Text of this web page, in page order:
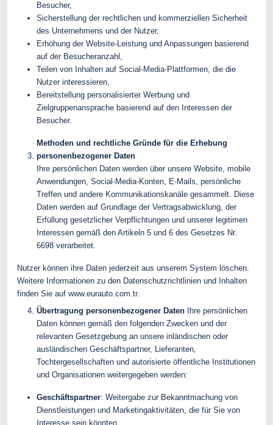
Besucher,
Sicherstellung der rechtlichen und kommerziellen Sicherheit
des Unternehmens und der Nutzer,
Erhöhung der Website-Leistung und Anpassungen basierend
auf der Besucheranzahl,
Teilen von Inhalten auf Social-Media-Plattformen, die die
Nutzer interessieren,
Bereitstellung personalisierter Werbung und
Zielgruppenansprache basierend auf den Interessen der
Besucher.
Methoden und rechtliche Gründe für die Erhebung
personenbezogener Daten
Ihre persönlichen Daten werden über unsere Website, mobile
Anwendungen, Social-Media-Konten, E-Mails, persönliche
Treffen und andere Kommunikationskanäle gesammelt. Diese
Daten werden auf Grundlage der Vertragsabwicklung, der
Erfüllung gesetzlicher Verpflichtungen und unserer legitimen
Interessen gemäß den Artikeln 5 und 6 des Gesetzes Nr.
6698 verarbeitet.
Nutzer können ihre Daten jederzeit aus unserem System löschen.
Weitere Informationen zu den Datenschutzrichtlinien und Inhalten
finden Sie auf www.eurauto.com.tr.
Übertragung personenbezogener Daten Ihre persönlichen
Daten können gemäß den folgenden Zwecken und der
relevanten Gesetzgebung an unsere inländischen oder
ausländischen Geschäftspartner, Lieferanten,
Tochtergesellschaften und autorisierte öffentliche Institutionen
und Organisationen weitergegeben werden:
Geschäftspartner: Weitergabe zur Bekanntmachung von
Dienstleistungen und Marketingaktivitäten, die für Sie von
Interesse sein könnten.